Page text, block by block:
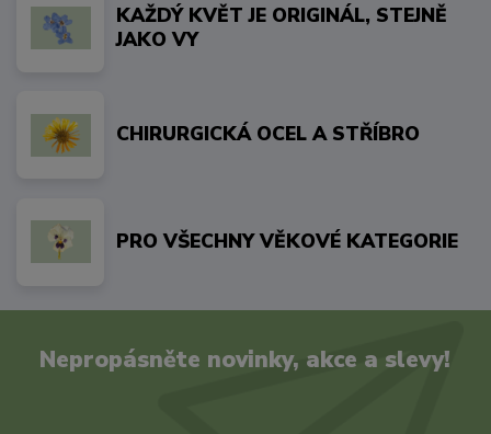
KAŽDÝ KVĚT JE ORIGINÁL, STEJNĚ
JAKO VY
CHIRURGICKÁ OCEL A STŘÍBRO
PRO VŠECHNY VĚKOVÉ KATEGORIE
Nepropásněte novinky, akce a slevy!